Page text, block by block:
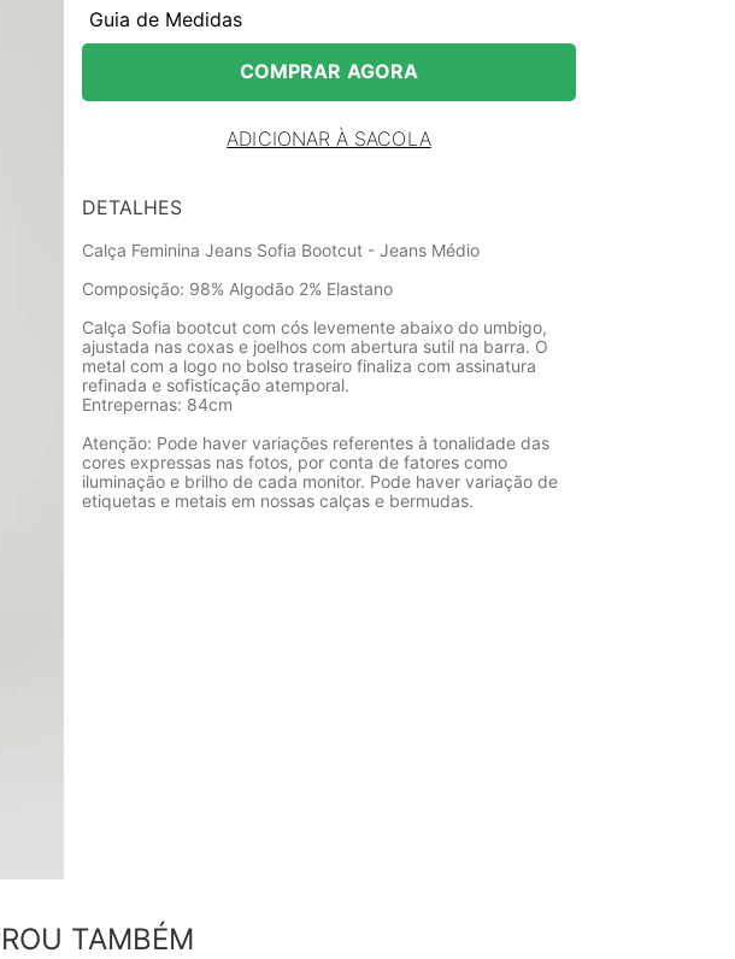
Guia de Medidas
COMPRAR AGORA
ADICIONAR À SACOLA
DETALHES
Calça Feminina Jeans Sofia Bootcut - Jeans Médio
Composição: 98% Algodão 2% Elastano
Calça Sofia bootcut com cós levemente abaixo do umbigo,
ajustada nas coxas e joelhos com abertura sutil na barra. O
metal com a logo no bolso traseiro finaliza com assinatura
refinada e sofisticação atemporal.
Entrepernas: 84cm
Atenção: Pode haver variações referentes à tonalidade das
cores expressas nas fotos, por conta de fatores como
iluminação e brilho de cada monitor. Pode haver variação de
etiquetas e metais em nossas calças e bermudas.
TAMBÉM